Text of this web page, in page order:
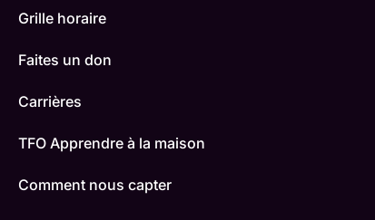
Grille horaire
Faites un don
Carrières
TFO Apprendre à la maison
Comment nous capter